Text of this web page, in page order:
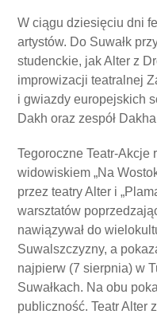
W ciągu dziesięciu dni
artystów. Do Suwałk
studenckie, jak Alter z
improwizacji teatralnej
i gwiazdy europejskich
Dakh oraz zespół
Tegoroczne Teatr-Akcje
widowiskiem „Na
przez teatry Alter i
warsztatów
nawiązywał do
Suwalszczyzny, a
najpierw (7 sierpnia) w
Suwałkach. Na obu
publiczność. Teatr Alter